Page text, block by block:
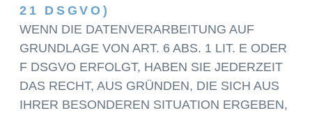
21 DSGVO)
WENN DIE DATENVERARBEITUNG AUF
GRUNDLAGE VON ART. 6 ABS. 1 LIT. E ODER
F DSGVO ERFOLGT, HABEN SIE JEDERZEIT
DAS RECHT, AUS GRÜNDEN, DIE SICH AUS
IHRER BESONDEREN SITUATION ERGEBEN,